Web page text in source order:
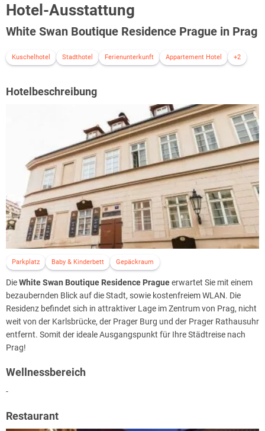
Hotel-Ausstattung
White Swan Boutique Residence Prague in Prag
Kuschelhotel Stadthotel Ferienunterkunft Appartement Hotel +2
Hotelbeschreibung
Parkplatz Baby & Kinderbett Gepäckraum
DieWhite Swan Boutique Residence Pragueerwartet Sie mit einem
bezaubernden Blick auf die Stadt, sowie kostenfreiem WLAN. Die
Residenz befindet sich in attraktiver Lage im Zentrum von Prag, nicht
weit von der Karlsbrücke, der Prager Burg und der Prager Rathausuhr
entfernt. Somit der ideale Ausgangspunkt für Ihre Städtreise nach
Prag!
Wellnessbereich
-
Restaurant